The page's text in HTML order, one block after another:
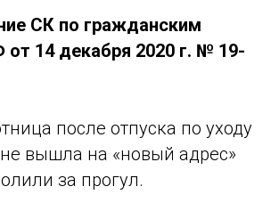
СК по гражданским
14 декабря 2020 г. № 19-
после отпуска по уходу
вышла на «новый адрес»
за прогул.